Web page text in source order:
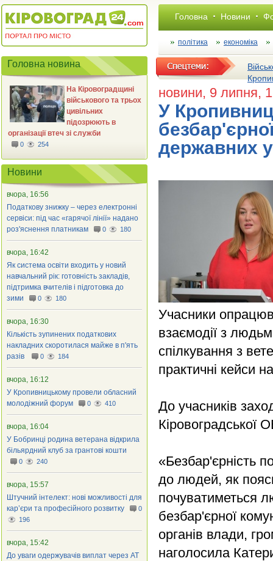
Головна Новини
політика економіка
новини, 9 липня,
У
державних
Учасники
взаємодії з
спілкування з
практичні кейси
До учасників
Кіровоградської
«Безбар'єрність
до людей, як
почуватиметься
безбар'єрної
органів влади,
наголосила
Головна новина
На Кіровоградщині
військового та трьох
цивільних
підозрюють в
організації втеч зі служби
0 254
Новини
вчора, 16:56
Податкову знижку – через електронні
сервіси: під час «гарячої лінії» надано
роз'яснення платникам
0 180
вчора, 16:42
Як система освіти входить у новий
навчальний рік: готовність закладів,
підтримка вчителів і підготовка до
зими
0 180
вчора, 16:30
Кількість зупинених податкових
накладних скоротилася майже в п'ять
разів
0 184
вчора, 16:12
У Кропивницькому провели обласний
молодіжний форум
0 410
вчора, 16:04
У Бобринці родина ветерана відкрила
більярдний клуб за грантові кошти
0 240
вчора, 15:57
Штучний інтелект: нові можливості для
кар’єри та професійного розвитку
0
196
вчора, 15:42
До уваги одержувачів виплат через АТ